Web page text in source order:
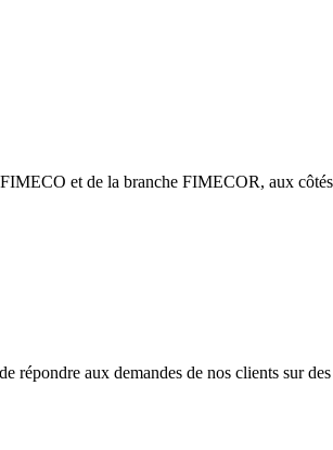
et de la branche FIMECOR, aux
répondre aux demandes de nos clients sur